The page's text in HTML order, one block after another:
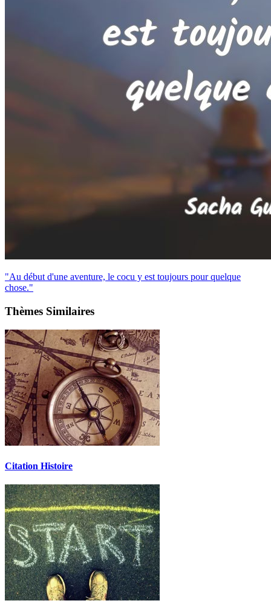
"Au début d'une aventure, le cocu y est toujours pour quelque
chose."
Thèmes Similaires
Citation Histoire